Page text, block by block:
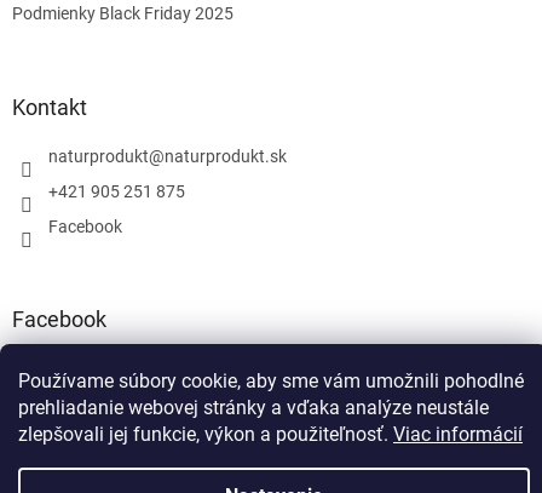
Používame súbory cookie, aby sme vám umožnili pohodlné
prehliadanie webovej stránky a vďaka analýze neustále
zlepšovali jej funkcie, výkon a použiteľnosť. Viac informácií
Podmienky Black Friday 2025
Kontakt
naturprodukt@naturprodukt.sk
+421 905 251 875
Facebook
Facebook
Vytvoril Shoptet